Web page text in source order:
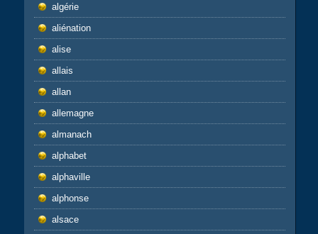
algérie
aliénation
alise
allais
allan
allemagne
almanach
alphabet
alphaville
alphonse
alsace